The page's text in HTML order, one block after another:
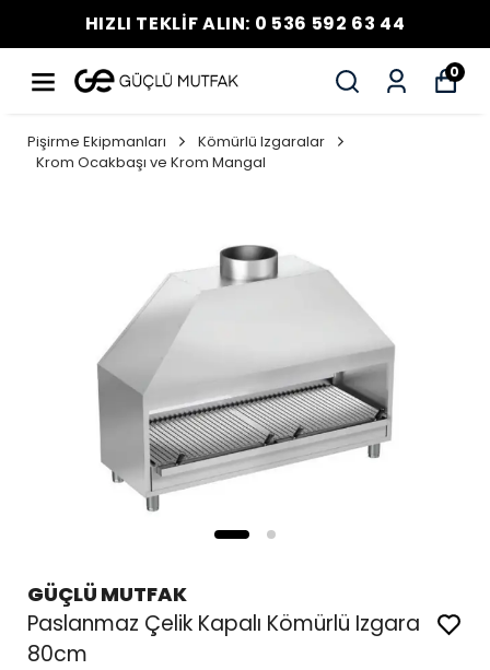
HIZLI TEKLİF ALIN: 0 536 592 63 44
0
Pişirme Ekipmanları
Kömürlü Izgaralar
Krom Ocakbaşı ve Krom Mangal
GÜÇLÜ MUTFAK
Paslanmaz Çelik Kapalı Kömürlü Izgara
80cm